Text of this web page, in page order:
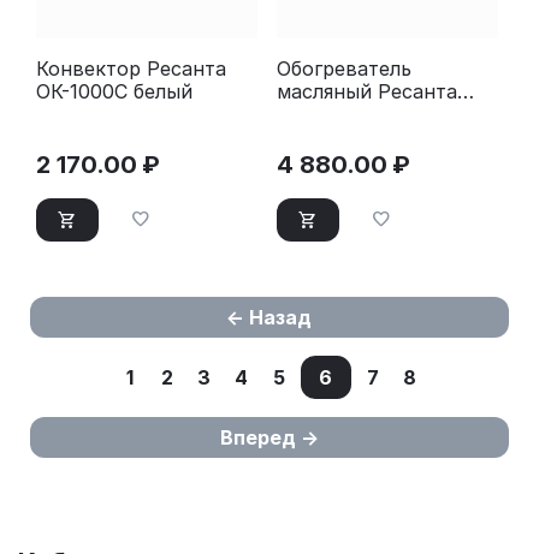
Конвектор Ресанта
ОК-1000С белый
2 170.00 ₽
Обогреватель
масляный Ресанта
4 880.00 ₽
Назад
1 2 3 4 5 6 7 8
Вперед